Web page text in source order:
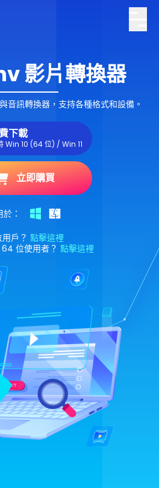
影片轉換器
訊轉換器，支持各種格式和設備。
下載
Win 10 (64 位) / Win 11
立即購買
：
戶？ 點擊這裡
位使用者？ 點擊這裡